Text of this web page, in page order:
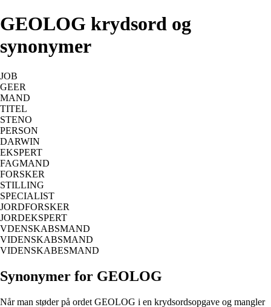
GEOLOG krydsord og
synonymer
JOB
GEER
MAND
TITEL
STENO
PERSON
DARWIN
EKSPERT
FAGMAND
FORSKER
STILLING
SPECIALIST
JORDFORSKER
JORDEKSPERT
VDENSKABSMAND
VIDENSKABSMAND
VIDENSKABESMAND
Synonymer for GEOLOG
Når man støder på ordet GEOLOG i en krydsordsopgave og mangler